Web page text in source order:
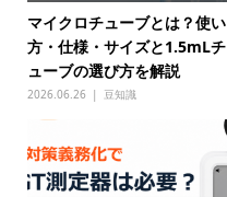
マイクロチューブとは？使い
方・仕様・サイズと1.5mLチ
ューブの選び方を解説
2026.06.26 豆知識